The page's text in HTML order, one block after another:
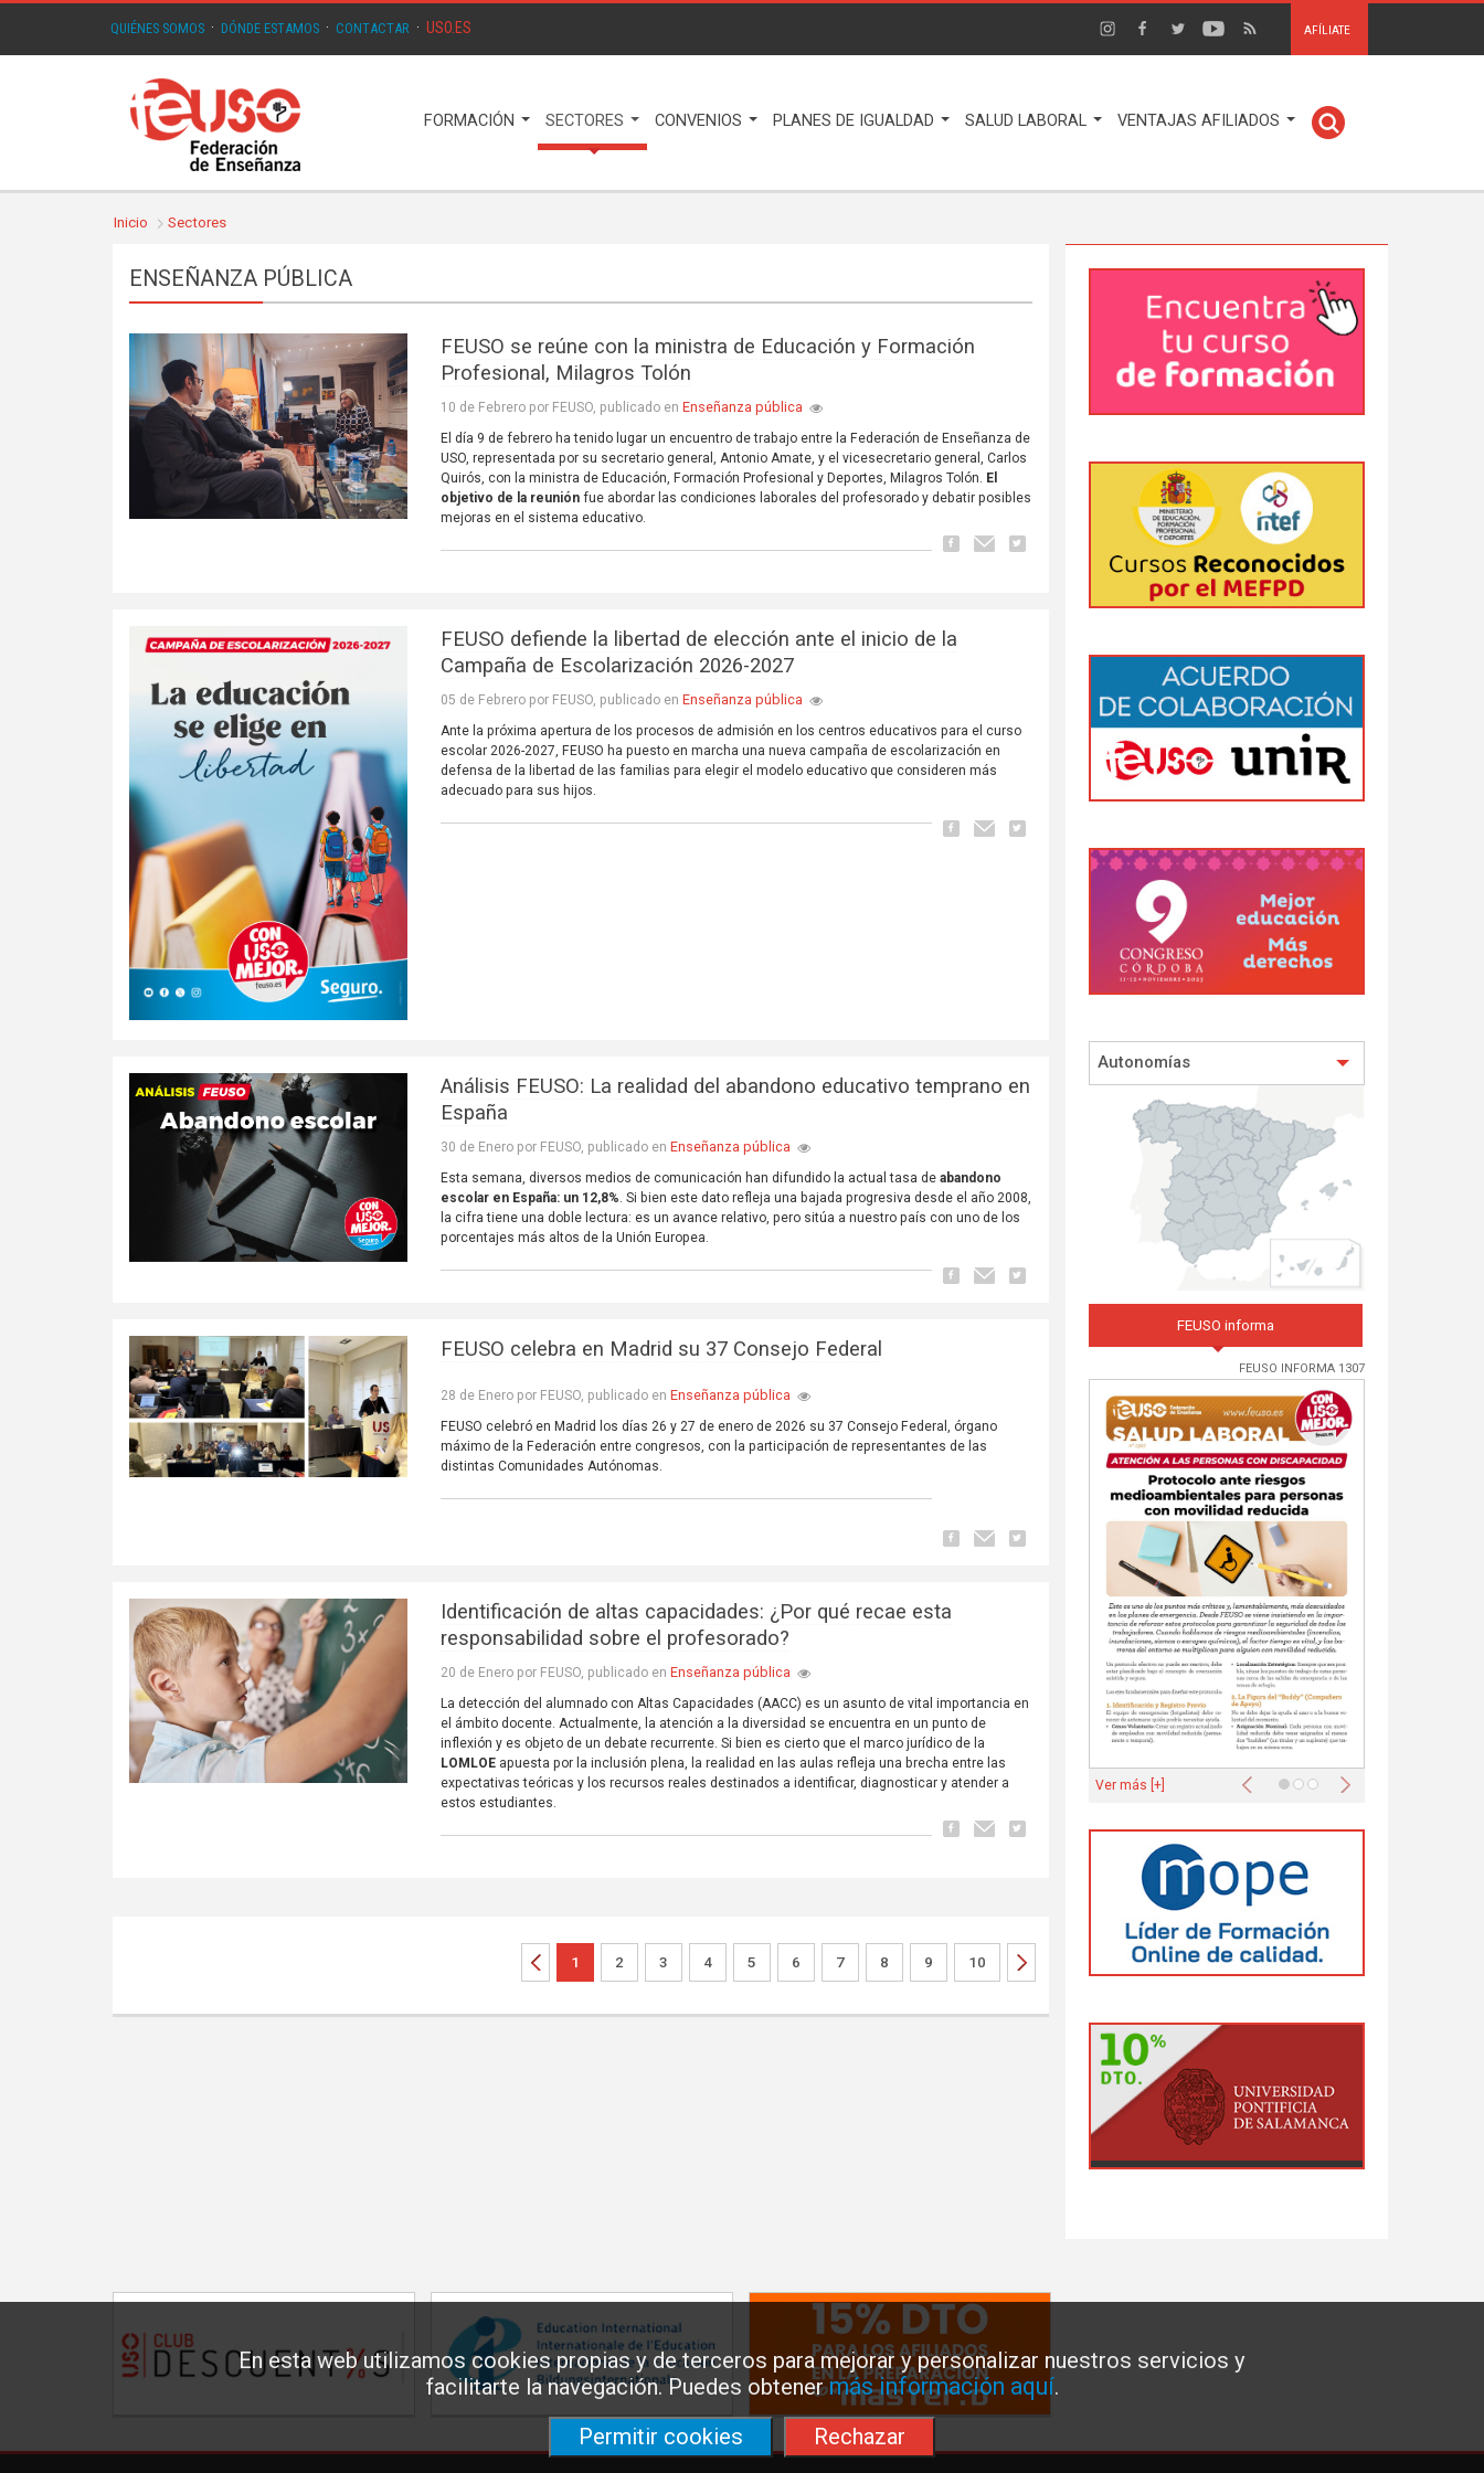
En esta web utilizamos cookies propias y de terceros para mejorar y personalizar nuestros servicios y
facilitarte la navegación. Puedes obtenermás información aquí.
Permitir cookies
Rechazar
QUIÉNES SOMOS · DÓNDE ESTAMOS · CONTACTAR · USO.ES AFÍLIATE
FORMACIÓN SECTORES CONVENIOS PLANES DE IGUALDAD SALUD LABORAL VENTAJAS AFILIADOS
Inicio Sectores
ENSEÑANZA PÚBLICA
FEUSO se reúne con la ministra de Educación y Formación
Profesional, Milagros Tolón
10 de Febrero por FEUSO, publicado en Enseñanza pública
El día 9 de febrero ha tenido lugar un encuentro de trabajo entre la Federación de Enseñanza de
USO, representada por su secretario general, Antonio Amate, y el vicesecretario general, Carlos
Quirós, con la ministra de Educación, Formación Profesional y Deportes, Milagros Tolón. El
objetivo de la reunión fue abordar las condiciones laborales del profesorado y debatir posibles
mejoras en el sistema educativo.
FEUSO defiende la libertad de elección ante el inicio de la
Campaña de Escolarización 2026-2027
05 de Febrero por FEUSO, publicado en Enseñanza pública
Ante la próxima apertura de los procesos de admisión en los centros educativos para el curso
escolar 2026-2027, FEUSO ha puesto en marcha una nueva campaña de escolarización en
defensa de la libertad de las familias para elegir el modelo educativo que consideren más
adecuado para sus hijos.
Análisis FEUSO: La realidad del abandono educativo temprano en
España
30 de Enero por FEUSO, publicado en Enseñanza pública
Esta semana, diversos medios de comunicación han difundido la actual tasa deabandono
escolar en España: un 12,8%. Si bien este dato refleja una bajada progresiva desde el año 2008,
la cifra tiene una doble lectura: es un avance relativo, pero sitúa a nuestro país con uno de los
porcentajes más altos de la Unión Europea.
FEUSO celebra en Madrid su 37 Consejo Federal
28 de Enero por FEUSO, publicado en Enseñanza pública
FEUSO celebró en Madrid los días 26 y 27 de enero de 2026 su 37 Consejo Federal, órgano
máximo de la Federación entre congresos, con la participación de representantes de las
distintas Comunidades Autónomas.
Identificación de altas capacidades: ¿Por qué recae esta
responsabilidad sobre el profesorado?
20 de Enero por FEUSO, publicado en Enseñanza pública
La detección del alumnado con Altas Capacidades (AACC) es un asunto de vital importancia en
el ámbito docente. Actualmente, la atención a la diversidad se encuentra en un punto de
inflexión y es objeto de un debate recurrente. Si bien es cierto que el marco jurídico de la
LOMLOE apuesta por la inclusión plena, la realidad en las aulas refleja una brecha entre las
expectativas teóricas y los recursos reales destinados a identificar, diagnosticar y atender a
estos estudiantes.
1 2 3 4 5 6 7 8 9 10
Autonomías
FEUSO informa
FEUSO INFORMA 1307
Anterior Siguiente
Ver más [+]